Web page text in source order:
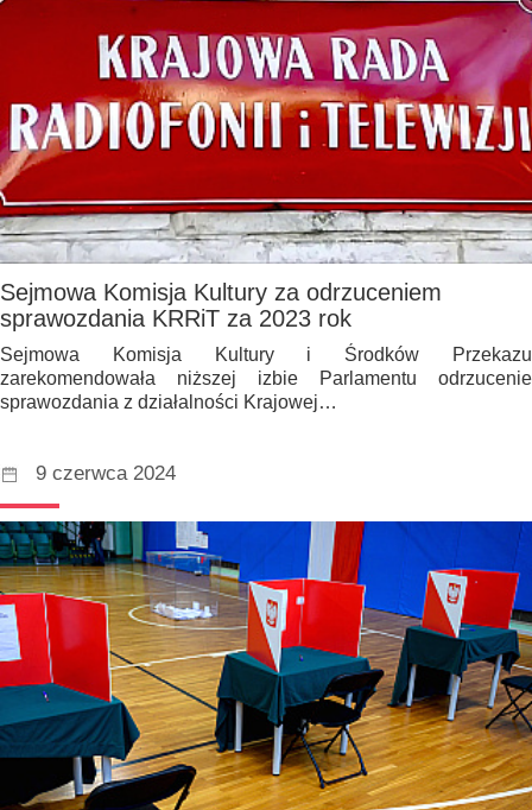
Sejmowa Komisja Kultury za odrzuceniem
sprawozdania KRRiT za 2023 rok
Sejmowa Komisja Kultury i Środków Przekazu
zarekomendowała niższej izbie Parlamentu odrzucenie
sprawozdania z działalności Krajowej…
9 czerwca 2024